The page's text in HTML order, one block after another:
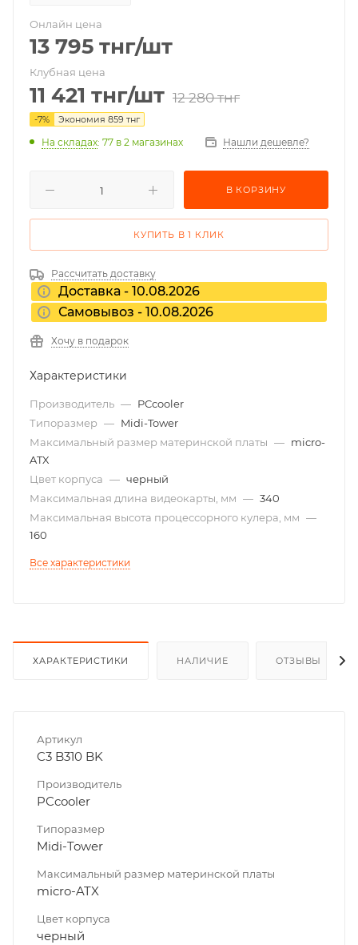
Онлайн цена
13 795 тнг/шт
Клубная цена
11 421 тнг/шт 12 280тнг
-7% Экономия 859 тнг
На складах: 77 в 2 магазинах Нашли дешевле?
В КОРЗИНУ
КУПИТЬ В 1 КЛИК
Рассчитать доставку
Доставка - 10.08.2026
Самовывоз - 10.08.2026
Хочу в подарок
Характеристики
Производитель — PCcooler
Типоразмер — Midi-Tower
Максимальный размер материнской платы — micro-
ATX
Цвет корпуса — черный
Максимальная длина видеокарты, мм — 340
Максимальная высота процессорного кулера, мм —
160
Все характеристики
ХАРАКТЕРИСТИКИ НАЛИЧИЕ ОТЗЫВЫ
Артикул
C3 B310 BK
Производитель
PCcooler
Типоразмер
Midi-Tower
Максимальный размер материнской платы
micro-ATX
Цвет корпуса
черный